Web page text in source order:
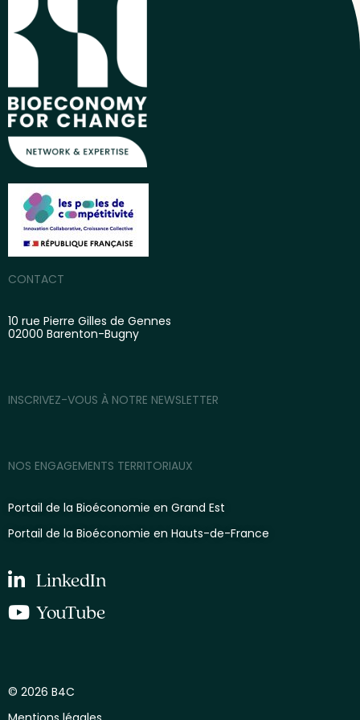
CONTACT
10 rue Pierre Gilles de Gennes
02000 Barenton-Bugny
INSCRIVEZ-VOUS À NOTRE NEWSLETTER
NOS ENGAGEMENTS TERRITORIAUX
Portail de la Bioéconomie en Grand Est
Portail de la Bioéconomie en Hauts-de-France
LinkedIn
YouTube
© 2026 B4C